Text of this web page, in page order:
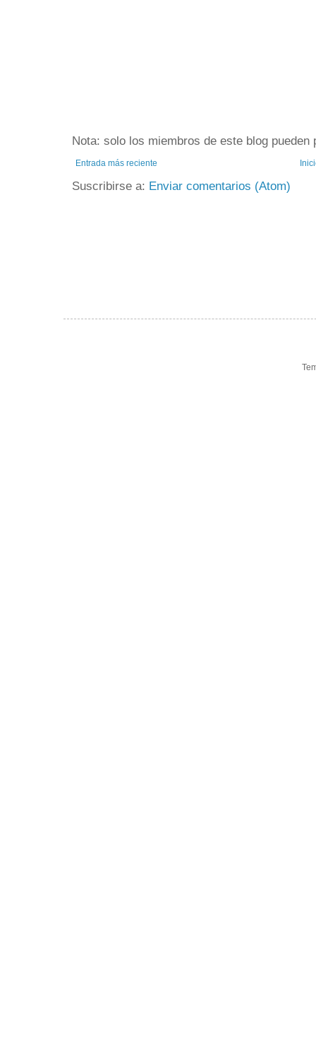
Nota: solo los miembros de este blog pueden
Entrada más reciente
Suscribirse a: Enviar comentarios (Atom)